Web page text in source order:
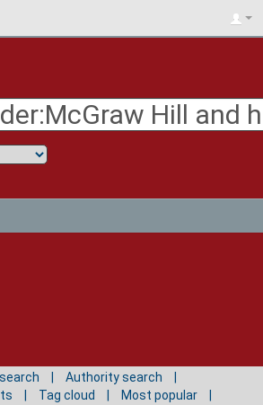
Authority search
Tag cloud
Most popular